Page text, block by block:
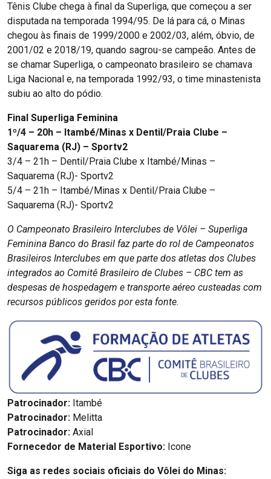
Tênis Clube chega à final da Superliga, que começou a ser
disputada na temporada 1994/95. De lá para cá, o Minas
chegou às finais de 1999/2000 e 2002/03, além, óbvio, de
2001/02 e 2018/19, quando sagrou-se campeão. Antes de
se chamar Superliga, o campeonato brasileiro se chamava
Liga Nacional e, na temporada 1992/93, o time minastenista
subiu ao alto do pódio.
Final Superliga Feminina
1º/4 – 20h – Itambé/Minas x Dentil/Praia Clube –
Saquarema (RJ) – Sportv2
3/4 – 21h – Dentil/Praia Clube x Itambé/Minas –
Saquarema (RJ)- Sportv2
5/4 – 21h – Itambé/Minas x Dentil/Praia Clube –
Saquarema (RJ)- Sportv2
O Campeonato Brasileiro Interclubes de Vôlei – Superliga
Feminina Banco do Brasil faz parte do rol de Campeonatos
Brasileiros Interclubes em que parte dos atletas dos Clubes
integrados ao Comitê Brasileiro de Clubes – CBC tem as
despesas de hospedagem e transporte aéreo custeadas com
recursos públicos geridos por esta fonte.
Patrocinador: Itambé
Patrocinador: Melitta
Patrocinador: Axial
Fornecedor de Material Esportivo: Icone
Siga as redes sociais oficiais do Vôlei do Minas: